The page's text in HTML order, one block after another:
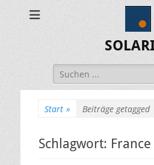
Suchen
nach:
Start » Beiträge
Schlagwort: